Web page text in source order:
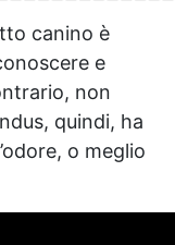
canino è
e
non
quindi, ha
o meglio